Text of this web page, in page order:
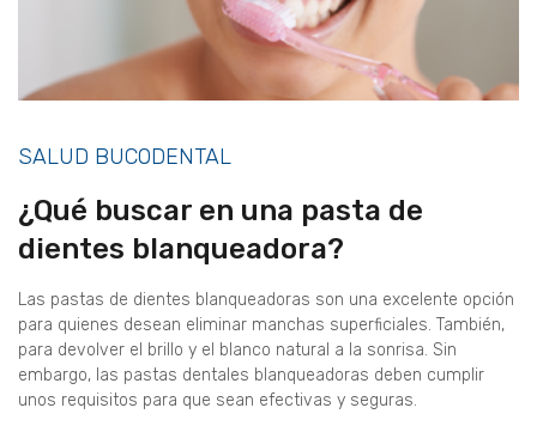
SALUD BUCODENTAL
¿Qué buscar en una pasta de
dientes blanqueadora?
Las pastas de dientes blanqueadoras son una excelente opción
para quienes desean eliminar manchas superficiales. También,
para devolver el brillo y el blanco natural a la sonrisa. Sin
embargo, las pastas dentales blanqueadoras deben cumplir
unos requisitos para que sean efectivas y seguras.